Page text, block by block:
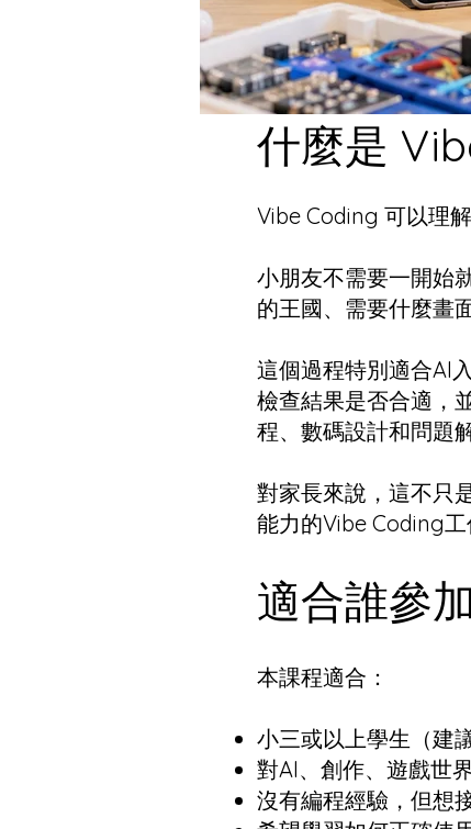
什麼是
Vibe Coding 可以理
小朋友不需要一開始
的王國、需要什麼畫
這個過程特別適合AI
檢查結果是否合適，
程、數碼設計和問題解
對家長來說，這不只
能力的Vibe Coding工
適合誰參
本課程適合：
小三或以上學生（建議
對AI、創作、遊戲世
沒有編程經驗，但想